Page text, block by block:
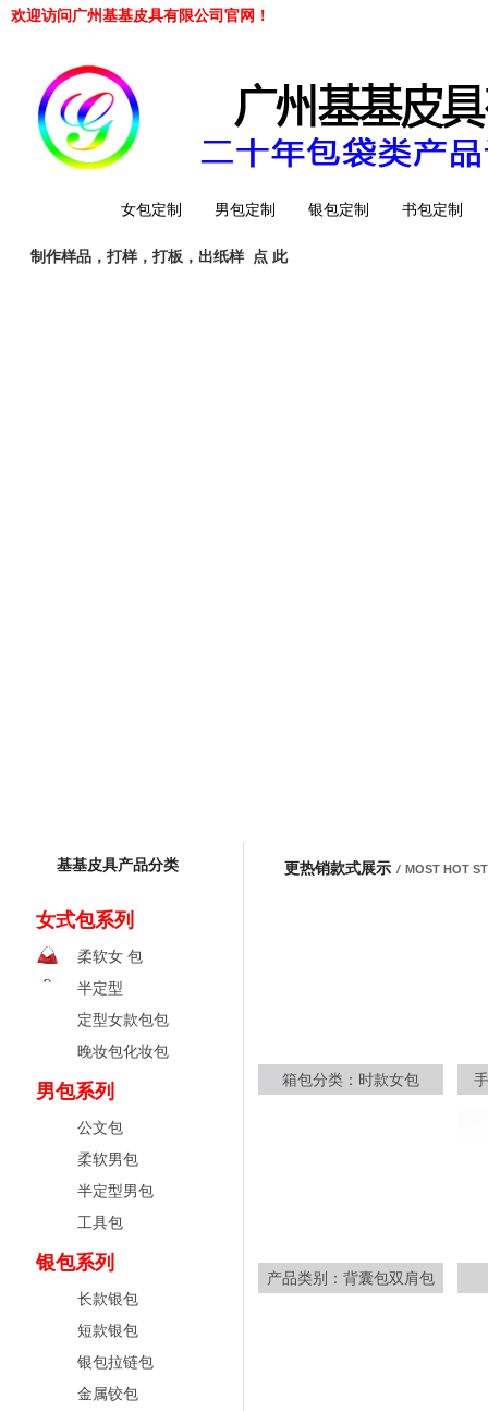
欢迎访问广州基基皮具有限公司官网！
女包定制 男包定制 银包定制 书包定制
工厂简介
制作样品，打样，打板，出纸样 点 此
基基皮具产品分类
女式包系列
柔软女 包
半定型
定型女款包包
晚妆包化妆包
男包系列
公文包
柔软男包
半定型男包
工具包
银包系列
长款银包
短款银包
银包拉链包
金属铰包
更热销款式展示 / MOST HOT
箱包分类：时款女包
产品类别：背囊包双肩包